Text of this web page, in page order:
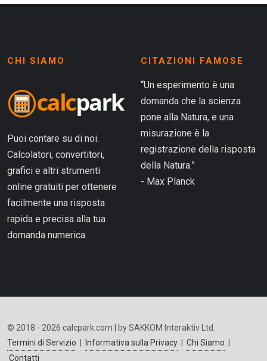
CHI SIAMO
Puoi contare su di noi.
Calcolatori, convertitori,
grafici e altri strumenti
online gratuiti per ottenere
facilmente una risposta
rapida e precisa alla tua
domanda numerica.
CITAZIONI FAMOSE
“Un esperimento è una
domanda che la scienza
pone alla Natura, e una
misurazione è la
registrazione della risposta
della Natura.”
- Max Planck
© 2018 - 2026 calcpark.com | by SAKKOM Interaktiv Ltd.
Termini di Servizio
Informativa sulla Privacy Chi Siamo
Contatti